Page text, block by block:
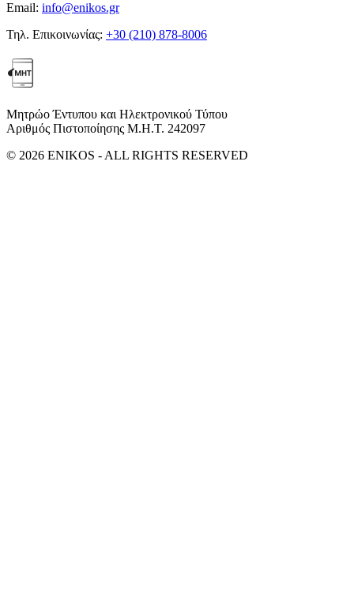
Email: info@enikos.gr
Τηλ. Επικοινωνίας: +30 (210) 878-8006
Μητρώο Έντυπου και Ηλεκτρονικού Τύπου
Αριθμός Πιστοποίησης Μ.Η.Τ. 242097
© 2026 ENIKOS - ALL RIGHTS RESERVED